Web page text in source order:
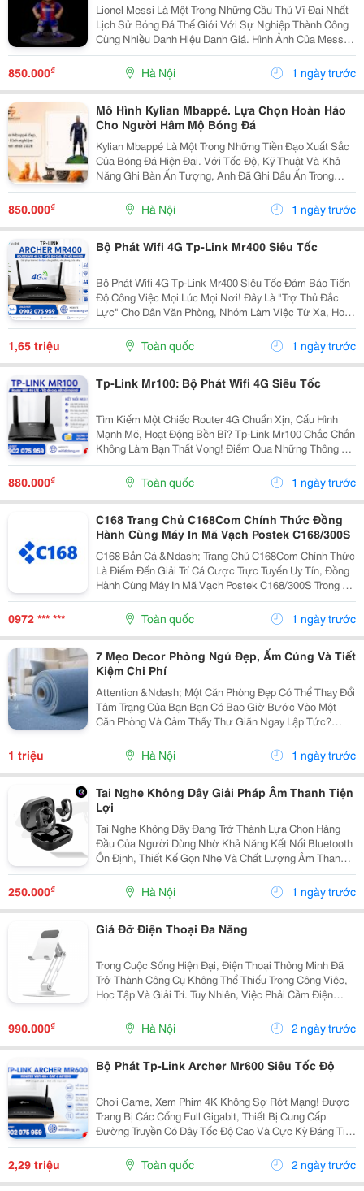
Lionel Messi Là Một Trong Những Cầu Thủ Vĩ Đại Nhất
Lịch Sử Bóng Đá Thế Giới Với Sự Nghiệp Thành Công
Cùng Nhiều Danh Hiệu Danh Giá. Hình Ảnh Của Messi
Không Chỉ Xuất Hiện Trên Sân Cỏ Mà Còn Được Tái
Hiện Qua Nhiều Sản Phẩm Lưu Niệm Độc Đáo. Trong...
850.000₫ Hà Nội 1 ngày trước
Mô Hình Kylian Mbappé. Lựa Chọn Hoàn Hảo
Cho Người Hâm Mộ Bóng Đá
Kylian Mbappé Là Một Trong Những Tiền Đạo Xuất Sắc
Của Bóng Đá Hiện Đại. Với Tốc Độ, Kỹ Thuật Và Khả
Năng Ghi Bàn Ấn Tượng, Anh Đã Ghi Dấu Ấn Trong
Màu Áo Đội Tuyển Pháp Cũng Như Các Câu Lạc Bộ
Hàng Đầu Châu Âu. Chính Vì Vậy, Mô Hình Kylian
Mbappé...
850.000₫ Hà Nội 1 ngày trước
Bộ Phát Wifi 4G Tp-Link Mr400 Siêu Tốc
Bộ Phát Wifi 4G Tp-Link Mr400 Siêu Tốc Đảm Bảo Tiến
Độ Công Việc Mọi Lúc Mọi Nơi! Đây Là "Trợ Thủ Đắc
Lực" Cho Dân Văn Phòng, Nhóm Làm Việc Từ Xa, Hoặc
Các Sự Kiện Ngoài Trời Cần Internet Tốc Độ Cao. Với
Cổng Lan/Wan Tùy Chọn, Thiết Bị Cung Cấp...
1,65 triệu Toàn quốc 1 ngày trước
Tp-Link Mr100: Bộ Phát Wifi 4G Siêu Tốc
Tìm Kiếm Một Chiếc Router 4G Chuẩn Xịn, Cấu Hình
Mạnh Mẽ, Hoạt Động Bền Bỉ? Tp-Link Mr100 Chắc Chắn
Không Làm Bạn Thất Vọng! Điểm Qua Những Thông Số
Đáng Tiền Của Em Nó: Chuẩn Mạng: 4G Lte Tốc Độ Tải
Xuống 150Mbps, Tải Lên 50Mbps. Tốc Độ Wifi:...
880.000₫ Toàn quốc 1 ngày trước
C168 Trang Chủ C168Com Chính Thức Đồng
Hành Cùng Máy In Mã Vạch Postek C168/300S
C168 Bắn Cá &Ndash; Trang Chủ C168Com Chính Thức
Là Điểm Đến Giải Trí Cá Cược Trực Tuyến Uy Tín, Đồng
Hành Cùng Máy In Mã Vạch Postek C168/300S Trong Hệ
Sinh Thái Công Nghệ Hiện Đại &Ndash; Bảo Mật Cao.
Tại C168, Người Chơi Được Trải Nghiệm Cá Cược...
0972 *** *** Toàn quốc 1 ngày trước
7 Mẹo Decor Phòng Ngủ Đẹp, Ấm Cúng Và Tiết
Kiệm Chi Phí
Attention &Ndash; Một Căn Phòng Đẹp Có Thể Thay Đổi
Tâm Trạng Của Bạn Bạn Có Bao Giờ Bước Vào Một
Căn Phòng Và Cảm Thấy Thư Giãn Ngay Lập Tức?
Không Phải Vì Căn Phòng Quá Rộng Hay Quá Đắt Tiền,
Mà Bởi Cách Bài Trí Hài Hòa, Ánh Sáng Dịu Nhẹ Và
Những...
1 triệu Hà Nội 1 ngày trước
Tai Nghe Không Dây Giải Pháp Âm Thanh Tiện
Lợi
Tai Nghe Không Dây Đang Trở Thành Lựa Chọn Hàng
Đầu Của Người Dùng Nhờ Khả Năng Kết Nối Bluetooth
Ổn Định, Thiết Kế Gọn Nhẹ Và Chất Lượng Âm Thanh
Ngày Càng Được Cải Thiện. Từ Học Tập, Làm Việc Đến
Giải Trí Hay Luyện Tập Thể Thao, Tai Nghe Không Dây...
250.000₫ Hà Nội 1 ngày trước
Giá Đỡ Điện Thoại Đa Năng
Trong Cuộc Sống Hiện Đại, Điện Thoại Thông Minh Đã
Trở Thành Công Cụ Không Thể Thiếu Trong Công Việc,
Học Tập Và Giải Trí. Tuy Nhiên, Việc Phải Cầm Điện
Thoại Trong Thời Gian Dài Dễ Gây Mỏi Tay, Đau Cổ Và
Giảm Hiệu Quả Sử Dụng. Đó Là Lý Do Giá Đỡ...
990.000₫ Hà Nội 2 ngày trước
Bộ Phát Tp-Link Archer Mr600 Siêu Tốc Độ
Chơi Game, Xem Phim 4K Không Sợ Rớt Mạng! Được
Trang Bị Các Cổng Full Gigabit, Thiết Bị Cung Cấp
Đường Truyền Có Dây Tốc Độ Cao Và Cực Kỳ Đáng Tin
Cậy Cho Pc, Smart Tv Hay Máy Chơi Game Console
Của Bạn. Đây Chính Là Giải Pháp Hoàn Hảo Để Thay
Thế Cáp...
2,29 triệu Toàn quốc 2 ngày trước